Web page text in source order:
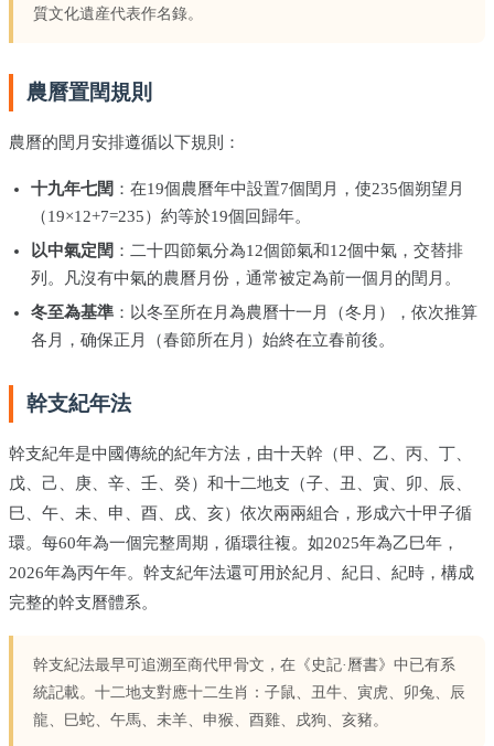
質文化遺産代表作名錄。
農曆置閏規則
農曆的閏月安排遵循以下規則：
十九年七閏 ：在19個農曆年中設置7個閏月，使235個朔望月
（19×12+7=235）約等於19個回歸年。
以中氣定閏 ：二十四節氣分為12個節氣和12個中氣，交替排
列。凡沒有中氣的農曆月份，通常被定為前一個月的閏月。
冬至為基準 ：以冬至所在月為農曆十一月（冬月），依次推算
各月，确保正月（春節所在月）始終在立春前後。
幹支紀年法
幹支紀年是中國傳統的紀年方法，由十天幹（甲、乙、丙、丁、
戊、己、庚、辛、壬、癸）和十二地支（子、丑、寅、卯、辰、
巳、午、未、申、酉、戌、亥）依次兩兩組合，形成六十甲子循
環。每60年為一個完整周期，循環往複。如2025年為乙巳年，
2026年為丙午年。幹支紀年法還可用於紀月、紀日、紀時，構成
完整的幹支曆體系。
幹支紀法最早可追溯至商代甲骨文，在《史記·曆書》中已有系
統記載。十二地支對應十二生肖：子鼠、丑牛、寅虎、卯兔、辰
龍、巳蛇、午馬、未羊、申猴、酉雞、戌狗、亥豬。